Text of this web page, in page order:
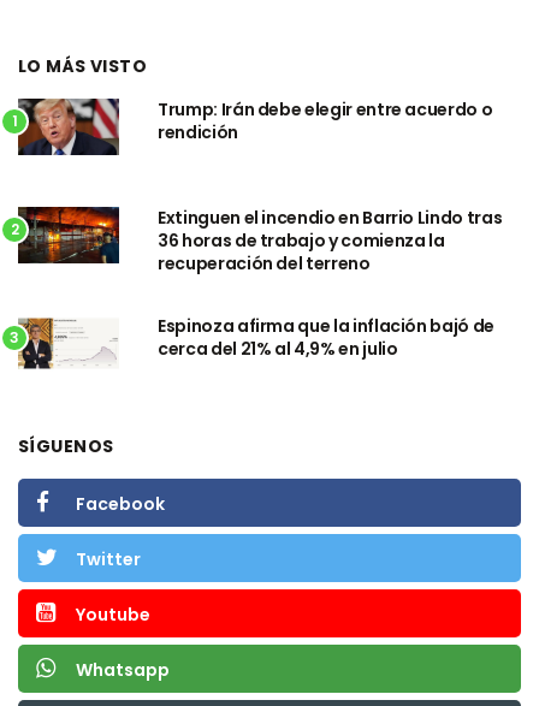
LO MÁS VISTO
1
Trump: Irán debe elegir entre acuerdo o
rendición
2
Extinguen el incendio en Barrio Lindo tras
36 horas de trabajo y comienza la
recuperación del terreno
3
Espinoza afirma que la inflación bajó de
cerca del 21% al 4,9% en julio
SÍGUENOS
Facebook
Twitter
Youtube
Whatsapp